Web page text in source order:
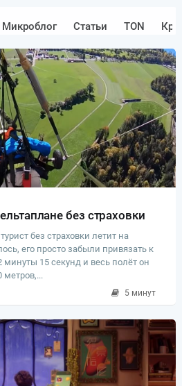
Микроблог Статьи TON
без страховки
без страховки летит на
его просто забыли привязать к
15 секунд и весь полёт он
метров,...
5 минут